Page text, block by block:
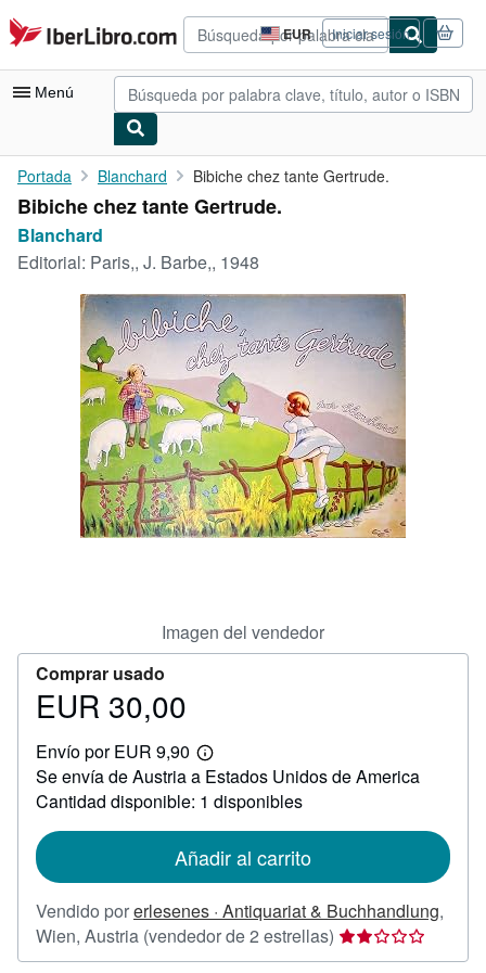
Pasar al contenido principal
IberLibro.com EUR
Preferencias
de
compra
del
Iniciar sesión
Menú
Mi cuenta
Consultar mis pedidos
Libros antiguos
Arte y coleccionismo
Vendedores
Comenzar a vender
CERRAR
Portada Blanchard Bibiche chez tante Gertrude.
Bibiche chez tante Gertrude.
Blanchard
Editorial: Paris,, J. Barbe,, 1948
Imagen del vendedor
Comprar usado
Precio
30,00
EUR 30,00
Envío por EUR 9,90
Más
información
sobre
las
envío
Se envía de Austria a Estados Unidos de America
Cantidad disponible: 1 disponibles
Añadir al carrito
Vendido porerlesenes · Antiquariat & Buchhandlung,
Wien, Austria (vendedor de 2 estrellas) Calificación
del